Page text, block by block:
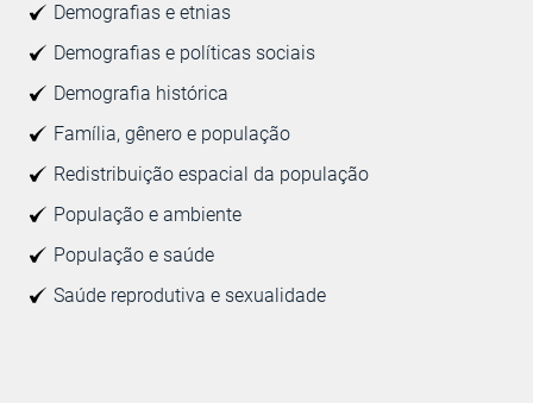
Demografias e etnias
Demografias e políticas sociais
Demografia histórica
Família, gênero e população
Redistribuição espacial da população
População e ambiente
População e saúde
Saúde reprodutiva e sexualidade